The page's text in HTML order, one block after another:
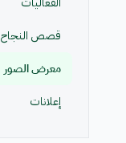
قصص النجاح
معرض الصور
إعلانات